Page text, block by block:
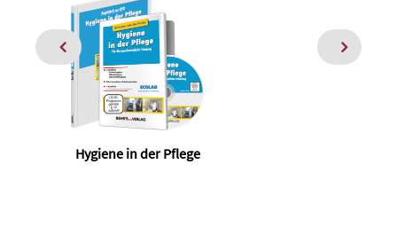
Hygiene in der Pflege